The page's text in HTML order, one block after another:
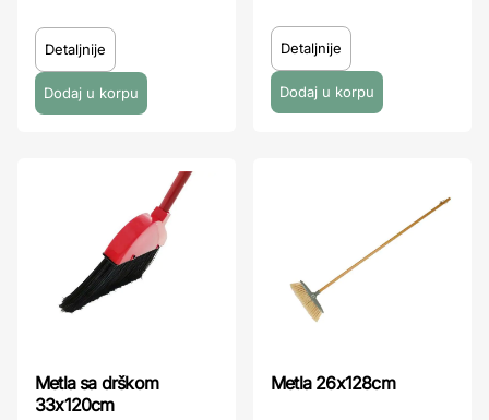
Detaljnije Detaljnije
Metla sa drškom
33x120cm
Metla 26x128cm